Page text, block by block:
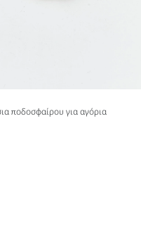
ποδοσφαίρου για αγόρια